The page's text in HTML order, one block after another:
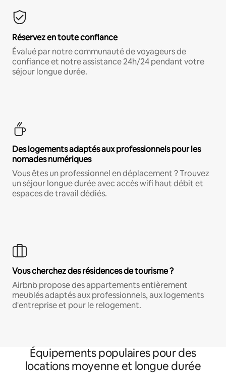
Réservez en toute confiance
Évalué par notre communauté de voyageurs de
confiance et notre assistance 24h/24 pendant votre
séjour longue durée.
Des logements adaptés aux professionnels pour les
nomades numériques
Vous êtes un professionnel en déplacement ? Trouvez
un séjour longue durée avec accès wifi haut débit et
espaces de travail dédiés.
Vous cherchez des résidences de tourisme ?
Airbnb propose des appartements entièrement
meublés adaptés aux professionnels, aux logements
d'entreprise et pour le relogement.
Équipements populaires pour des
locations moyenne et longue durée